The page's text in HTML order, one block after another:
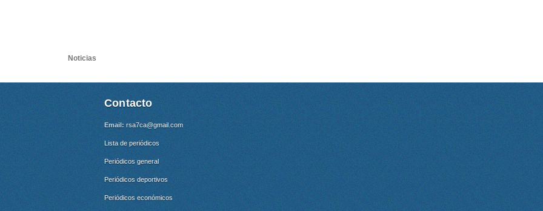
Noticias
Contacto
Email: rsa7ca@gmail.com
Lista de periódicos
Periódicos general
Periódicos deportivos
Periódicos económicos